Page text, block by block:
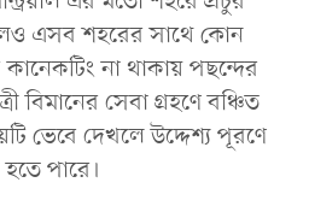
এসব শহরের সাথে কোন
না থাকায় পছন্দের
বিমানের সেবা গ্রহণে বঞ্চিত
ভেবে দেখলে উদ্দেশ্য পূরণে
পারে।